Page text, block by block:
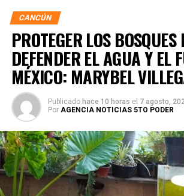
CANCÚN
PROTEGER LOS BOSQUES
DEFENDER EL AGUA Y EL
MÉXICO: MARYBEL
Publicado hace 10 horas el 7 agosto,
Por AGENCIA NOTICIAS 5TO PODER